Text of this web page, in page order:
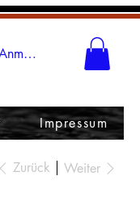
Impressum
Zurück Weiter